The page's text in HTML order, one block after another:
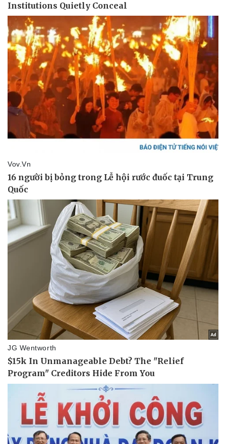
Lịch thi đấu bóng đá
Thế giới thể thao
Hậu trường
Xe máy
Tư vấn